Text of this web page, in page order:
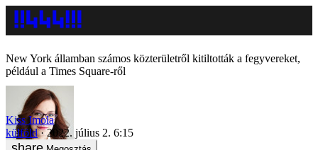
New York államban számos közterületről kitiltották a fegyvereket,
például a Times Square-ről
Kiss Imola
külföld
2022. július 2. 6:15